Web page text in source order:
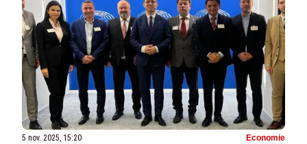
5 nov. 2025, 15:20 Economie